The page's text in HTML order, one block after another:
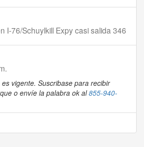
I-76/Schuylkill Expy casi salida 346
vigente. Suscribase para recibir
o envíe la palabra ok al855-940-